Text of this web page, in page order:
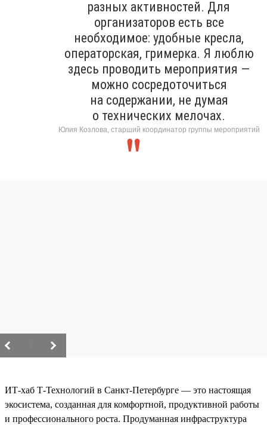
разных активностей. Для
организаторов есть все
необходимое: удобные кресла,
операторская, гримерка. Я люблю
здесь проводить мероприятия —
можно сосредоточиться
на содержании, не думая
о технических мелочах.
Юлия Козлова, старший координатор группы мероприятий
ИТ-хаб Т-Технологий в Санкт-Петербурге — это настоящая
экосистема, созданная для комфортной, продуктивной работы
и профессионального роста. Продуманная инфраструктура